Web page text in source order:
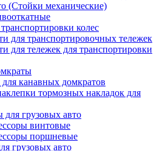
(Стойки механические)
колес
для транспортировочных тележек
для тележек для транспортировки
канавных домкратов
тормозных накладок для
для грузовых авто
винтовые
поршневые
грузовых авто